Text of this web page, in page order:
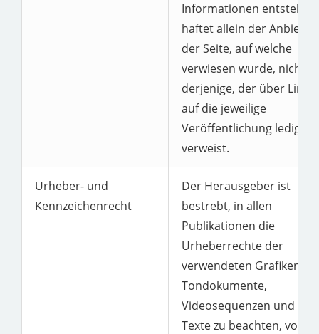
Informationen entstehen,
haftet allein der Anbieter
der Seite, auf welche
verwiesen wurde, nicht
derjenige, der über Links
auf die jeweilige
Veröffentlichung lediglich
verweist.
Urheber- und
Kennzeichenrecht
Der Herausgeber ist
bestrebt, in allen
Publikationen die
Urheberrechte der
verwendeten Grafiken,
Tondokumente,
Videosequenzen und
Texte zu beachten, von